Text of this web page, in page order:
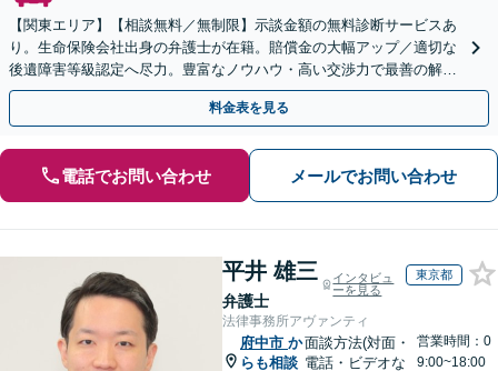
【関東エリア】【相談無料／無制限】示談金額の無料診断サービスあ
り。生命保険会社出身の弁護士が在籍。賠償金の大幅アップ／適切な
後遺障害等級認定へ尽力。豊富なノウハウ・高い交渉力で最善の解決
を目指す【弁護士費用特約】【電話・Zoom相談可】
料金表を見る
電話でお問い合わせ メールでお問い合わせ
平井 雄三
弁護士
インタビュ
ーを見る
東京都
法律事務所アヴァンティ
府中市 か
らも相談
面談方法(対面・
電話・ビデオな
営業時間：0
9:00~18:00